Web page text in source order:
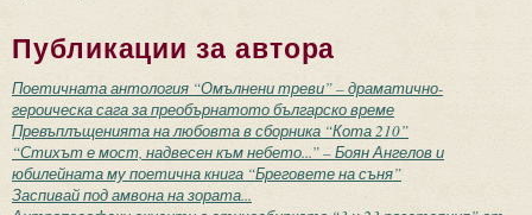
Публикации за автора
Поетичната антология “Омълнени треви” – драматично-
героическа сага за преобърнатото българско време
Превъплъщенията на любовта в сборника “Кота 210”
“Стихът е мост, надвесен към небето...” – Боян Ангелов и
юбилейната му поетична книга “Бреговете на съня”
Заспивай под амвона на зората...